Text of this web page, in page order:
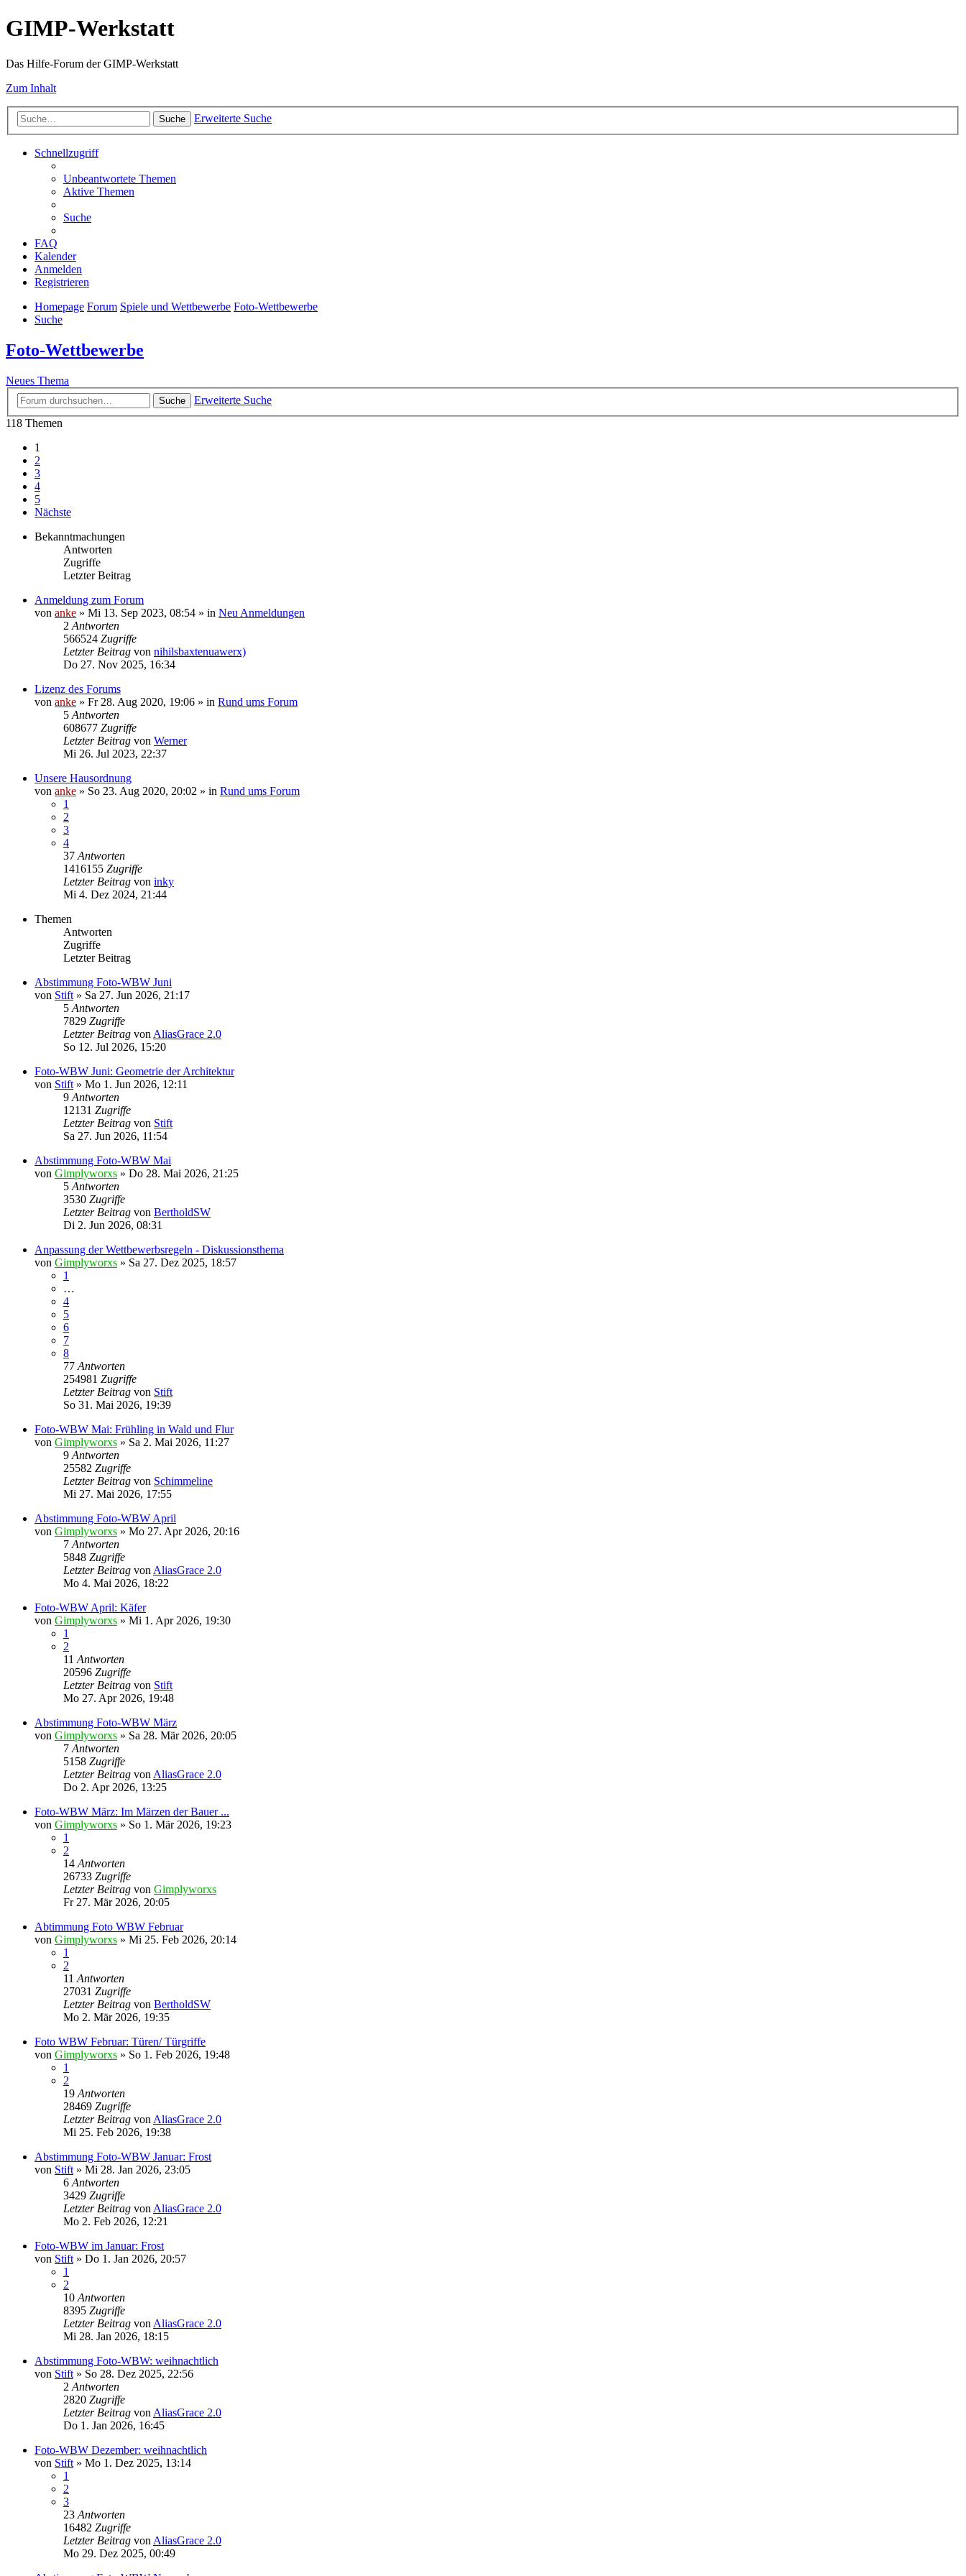
GIMP-Werkstatt
Das Hilfe-Forum der GIMP-Werkstatt
Zum Inhalt
Suche Erweiterte Suche
Schnellzugriff
Unbeantwortete Themen
Aktive Themen
Suche
FAQ
Kalender
Anmelden
Registrieren
Homepage Forum Spiele und Wettbewerbe Foto-Wettbewerbe
Suche
Foto-Wettbewerbe
Neues Thema
Suche
Erweiterte Suche
118 Themen
1
2
3
4
5
Nächste
Bekanntmachungen
Antworten
Zugriffe
Letzter Beitrag
Anmeldung zum Forum
von anke » Mi 13. Sep 2023, 08:54 » in Neu Anmeldungen
2 Antworten
566524 Zugriffe
Letzter Beitrag von nihilsbaxtenuawerx)
Do 27. Nov 2025, 16:34
Lizenz des Forums
von anke » Fr 28. Aug 2020, 19:06 » in Rund ums Forum
5 Antworten
608677 Zugriffe
Letzter Beitrag von Werner
Mi 26. Jul 2023, 22:37
Unsere Hausordnung
von anke » So 23. Aug 2020, 20:02 » in Rund ums Forum
1
2
3
4
37 Antworten
1416155 Zugriffe
Letzter Beitrag von inky
Mi 4. Dez 2024, 21:44
Themen
Antworten
Zugriffe
Letzter Beitrag
Abstimmung Foto-WBW Juni
von Stift » Sa 27. Jun 2026, 21:17
5 Antworten
7829 Zugriffe
Letzter Beitrag von AliasGrace 2.0
So 12. Jul 2026, 15:20
Foto-WBW Juni: Geometrie der Architektur
von Stift » Mo 1. Jun 2026, 12:11
9 Antworten
12131 Zugriffe
Letzter Beitrag von Stift
Sa 27. Jun 2026, 11:54
Abstimmung Foto-WBW Mai
von Gimplyworxs » Do 28. Mai 2026, 21:25
5 Antworten
3530 Zugriffe
Letzter Beitrag von BertholdSW
Di 2. Jun 2026, 08:31
Anpassung der Wettbewerbsregeln - Diskussionsthema
von Gimplyworxs » Sa 27. Dez 2025, 18:57
1
…
4
5
6
7
8
77 Antworten
254981 Zugriffe
Letzter Beitrag von Stift
So 31. Mai 2026, 19:39
Foto-WBW Mai: Frühling in Wald und Flur
von Gimplyworxs » Sa 2. Mai 2026, 11:27
9 Antworten
25582 Zugriffe
Letzter Beitrag von Schimmeline
Mi 27. Mai 2026, 17:55
Abstimmung Foto-WBW April
von Gimplyworxs » Mo 27. Apr 2026, 20:16
7 Antworten
5848 Zugriffe
Letzter Beitrag von AliasGrace 2.0
Mo 4. Mai 2026, 18:22
Foto-WBW April: Käfer
von Gimplyworxs » Mi 1. Apr 2026, 19:30
1
2
11 Antworten
20596 Zugriffe
Letzter Beitrag von Stift
Mo 27. Apr 2026, 19:48
Abstimmung Foto-WBW März
von Gimplyworxs » Sa 28. Mär 2026, 20:05
7 Antworten
5158 Zugriffe
Letzter Beitrag von AliasGrace 2.0
Do 2. Apr 2026, 13:25
Foto-WBW März: Im Märzen der Bauer ...
von Gimplyworxs » So 1. Mär 2026, 19:23
1
2
14 Antworten
26733 Zugriffe
Letzter Beitrag von Gimplyworxs
Fr 27. Mär 2026, 20:05
Abtimmung Foto WBW Februar
von Gimplyworxs » Mi 25. Feb 2026, 20:14
1
2
11 Antworten
27031 Zugriffe
Letzter Beitrag von BertholdSW
Mo 2. Mär 2026, 19:35
Foto WBW Februar: Türen/ Türgriffe
von Gimplyworxs » So 1. Feb 2026, 19:48
1
2
19 Antworten
28469 Zugriffe
Letzter Beitrag von AliasGrace 2.0
Mi 25. Feb 2026, 19:38
Abstimmung Foto-WBW Januar: Frost
von Stift » Mi 28. Jan 2026, 23:05
6 Antworten
3429 Zugriffe
Letzter Beitrag von AliasGrace 2.0
Mo 2. Feb 2026, 12:21
Foto-WBW im Januar: Frost
von Stift » Do 1. Jan 2026, 20:57
1
2
10 Antworten
8395 Zugriffe
Letzter Beitrag von AliasGrace 2.0
Mi 28. Jan 2026, 18:15
Abstimmung Foto-WBW: weihnachtlich
von Stift » So 28. Dez 2025, 22:56
2 Antworten
2820 Zugriffe
Letzter Beitrag von AliasGrace 2.0
Do 1. Jan 2026, 16:45
Foto-WBW Dezember: weihnachtlich
von Stift » Mo 1. Dez 2025, 13:14
1
2
3
23 Antworten
16482 Zugriffe
Letzter Beitrag von AliasGrace 2.0
Mo 29. Dez 2025, 00:49